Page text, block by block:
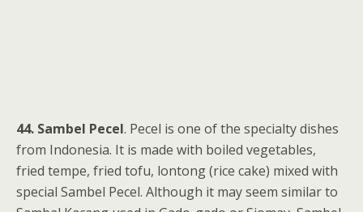
44. Sambel Pecel. Pecel is one of the specialty dishes
from Indonesia. It is made with boiled vegetables,
fried tempe, fried tofu, lontong (rice cake) mixed with
special Sambel Pecel. Although it may seem similar to